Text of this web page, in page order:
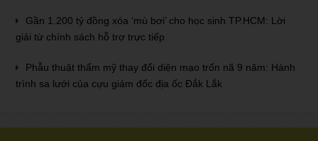
Gần 1.200 tỷ đồng xóa ‘mù bơi’ cho học sinh TP.HCM: Lời
giải từ chính sách hỗ trợ trực tiếp
Phẫu thuật thẩm mỹ thay đổi diện mạo trốn nã 9 năm: Hành
trình sa lưới của cựu giám đốc địa ốc Đắk Lắk